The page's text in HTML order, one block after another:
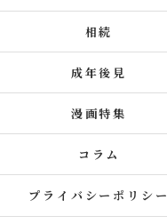
相続
成年後見
漫画特集
コラム
プライバシーポリシー